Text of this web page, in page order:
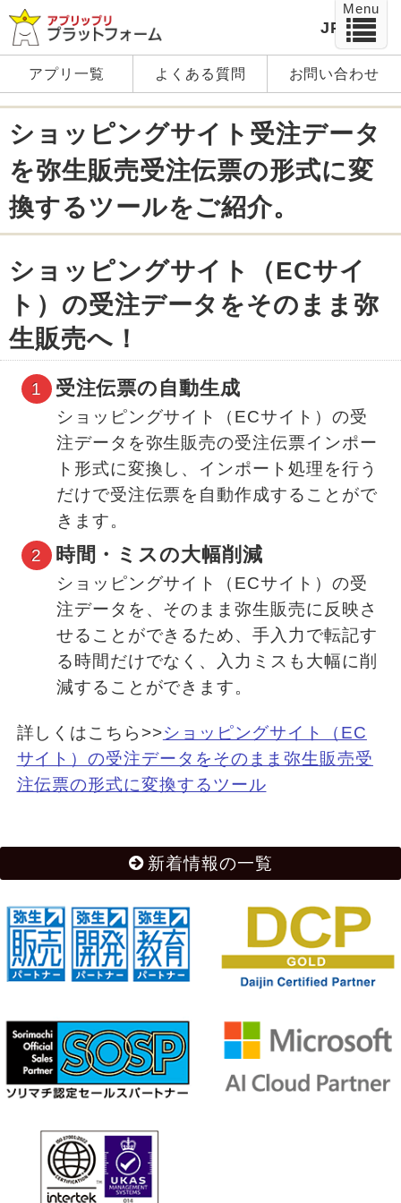
JP EN
アプリ一覧 よくある質問 お問い合わせ
ショッピングサイト受注データ
を弥生販売受注伝票の形式に変
換するツールをご紹介。
ショッピングサイト（ECサイ
ト）の受注データをそのまま弥
生販売へ！
受注伝票の自動生成
ショッピングサイト（ECサイト）の受
注データを弥生販売の受注伝票インポー
ト形式に変換し、インポート処理を行う
だけで受注伝票を自動作成することがで
きます。
時間・ミスの大幅削減
ショッピングサイト（ECサイト）の受
注データを、そのまま弥生販売に反映さ
せることができるため、手入力で転記す
る時間だけでなく、入力ミスも大幅に削
減することができます。
詳しくはこちら>>ショッピングサイト（EC
サイト）の受注データをそのまま弥生販売受
注伝票の形式に変換するツール
新着情報の一覧
Menu